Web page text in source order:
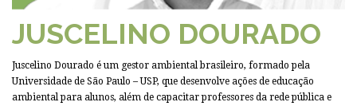
JUSCELINO DOURADO
Juscelino Dourado é um gestor ambiental brasileiro, formado pela
Universidade de São Paulo – USP, que desenvolve ações de educação
ambiental para alunos, além de capacitar professores da rede pública e